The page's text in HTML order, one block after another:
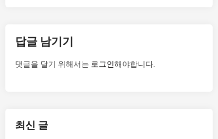
답글 남기기
댓글을 달기 위해서는 로그인해야합니다.
최신 글